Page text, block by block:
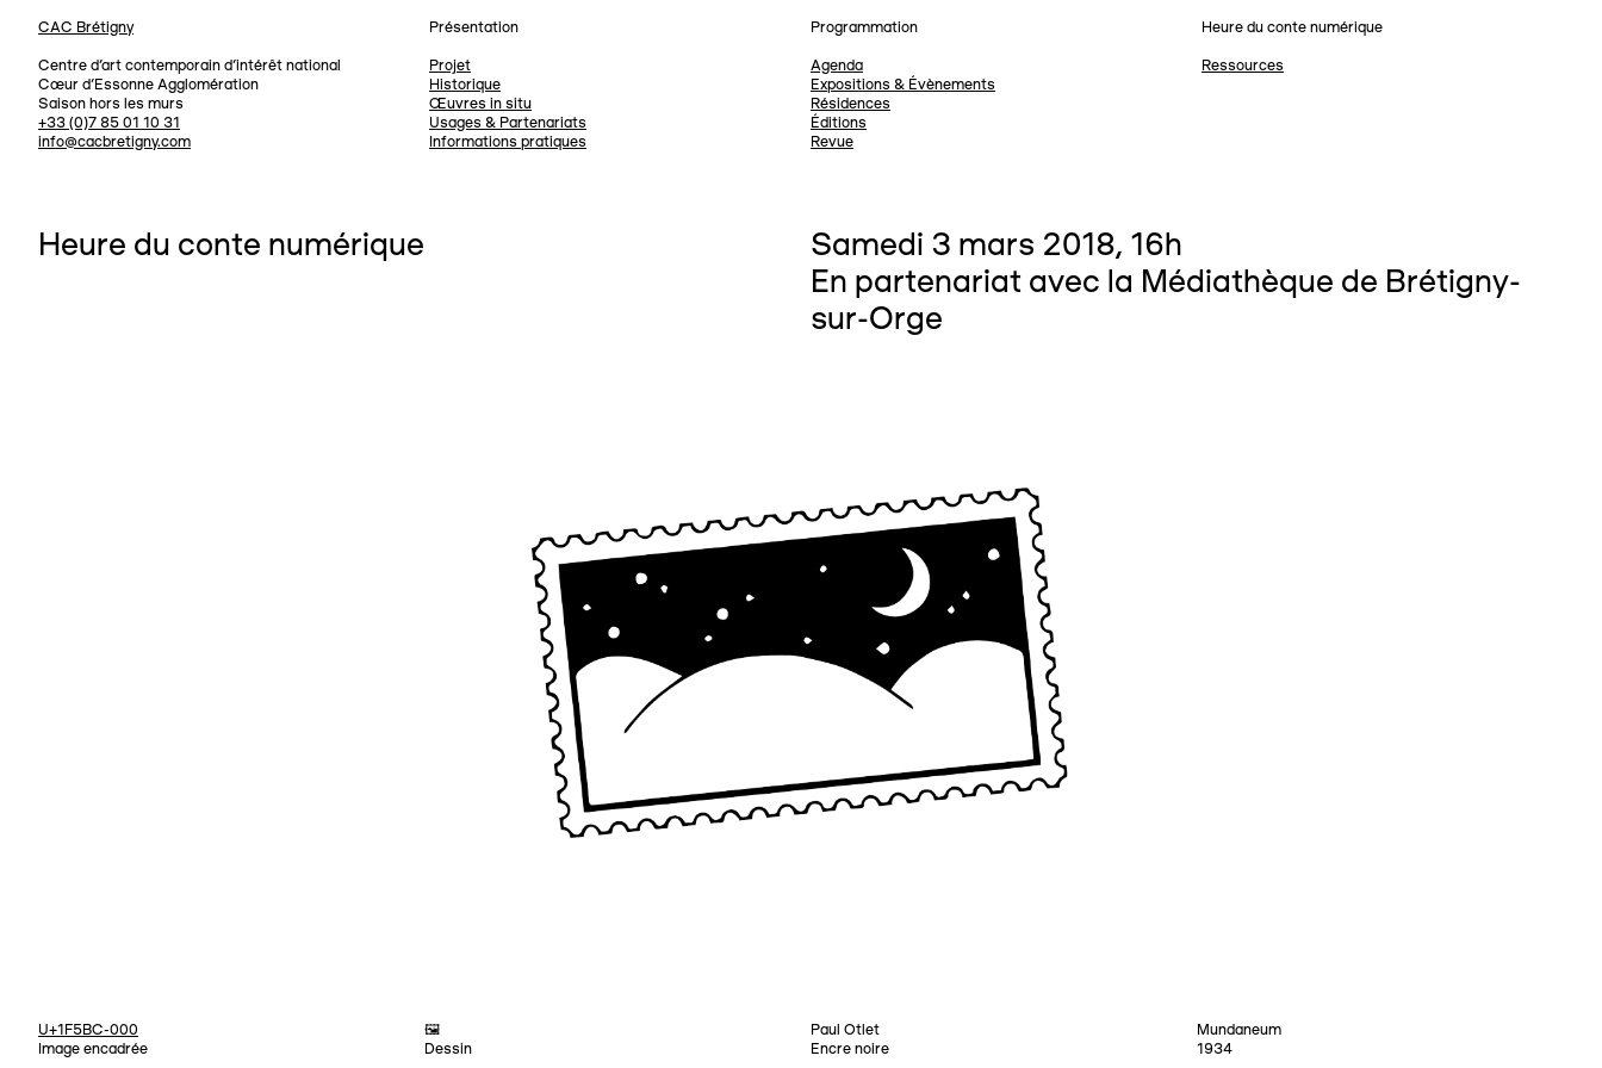
CAC Brétigny
Navigation
Heure du conte numérique
Ressources
Présentation
Projet
Historique
Œuvres in situ
Usages & Partenariats
Informations pratiques
Programmation
Agenda
Expositions & Évènements
Résidences
Éditions
Revue
Centre d’art contemporain d’intérêt national
Cœur d’Essonne Agglomération
Saison hors les murs
+33 (0)7 85 01 10 31
info@cacbretigny.com
Heure du conte numérique
Samedi 3 mars 2018, 16h
En partenariat avec la Médiathèque de Brétigny-
sur-Orge
U+1F5BC-000
Image encadrée
🖼️
Dessin
Paul Otlet
Encre noire
Mundaneum
1934